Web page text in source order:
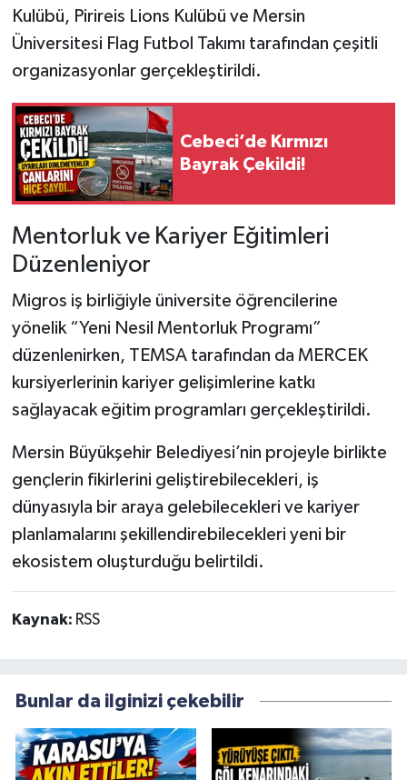
Kulübü, Pirireis Lions Kulübü ve Mersin
Üniversitesi Flag Futbol Takımı tarafından çeşitli
organizasyonlar gerçekleştirildi.
Cebeci’de Kırmızı
Bayrak Çekildi!
Mentorluk ve Kariyer Eğitimleri
Düzenleniyor
Migros iş birliğiyle üniversite öğrencilerine
yönelik “Yeni Nesil Mentorluk Programı”
düzenlenirken, TEMSA tarafından da MERCEK
kursiyerlerinin kariyer gelişimlerine katkı
sağlayacak eğitim programları gerçekleştirildi.
Mersin Büyükşehir Belediyesi’nin projeyle birlikte
gençlerin fikirlerini geliştirebilecekleri, iş
dünyasıyla bir araya gelebilecekleri ve kariyer
planlamalarını şekillendirebilecekleri yeni bir
ekosistem oluşturduğu belirtildi.
Kaynak: RSS
Bunlar da ilginizi çekebilir